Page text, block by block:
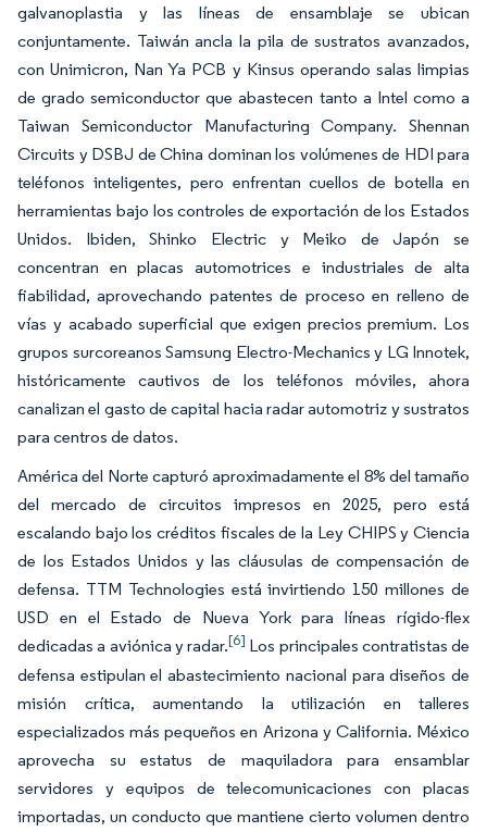
galvanoplastia y las líneas de ensamblaje se ubican
conjuntamente. Taiwán ancla la pila de sustratos avanzados,
con Unimicron, Nan Ya PCB y Kinsus operando salas limpias
de grado semiconductor que abastecen tanto a Intel como a
Taiwan Semiconductor Manufacturing Company. Shennan
Circuits y DSBJ de China dominan los volúmenes de HDI para
teléfonos inteligentes, pero enfrentan cuellos de botella en
herramientas bajo los controles de exportación de los Estados
Unidos. Ibiden, Shinko Electric y Meiko de Japón se
concentran en placas automotrices e industriales de alta
fiabilidad, aprovechando patentes de proceso en relleno de
vías y acabado superficial que exigen precios premium. Los
grupos surcoreanos Samsung Electro-Mechanics y LG Innotek,
históricamente cautivos de los teléfonos móviles, ahora
canalizan el gasto de capital hacia radar automotriz y sustratos
para centros de datos.
América del Norte capturó aproximadamente el 8% del tamaño
del mercado de circuitos impresos en 2025, pero está
escalando bajo los créditos fiscales de la Ley CHIPS y Ciencia
de los Estados Unidos y las cláusulas de compensación de
defensa. TTM Technologies está invirtiendo 150 millones de
USD en el Estado de Nueva York para líneas rígido-flex
dedicadas a aviónica y radar.[6] Los principales contratistas de
defensa estipulan el abastecimiento nacional para diseños de
misión crítica, aumentando la utilización en talleres
especializados más pequeños en Arizona y California. México
aprovecha su estatus de maquiladora para ensamblar
servidores y equipos de telecomunicaciones con placas
importadas, un conducto que mantiene cierto volumen dentro